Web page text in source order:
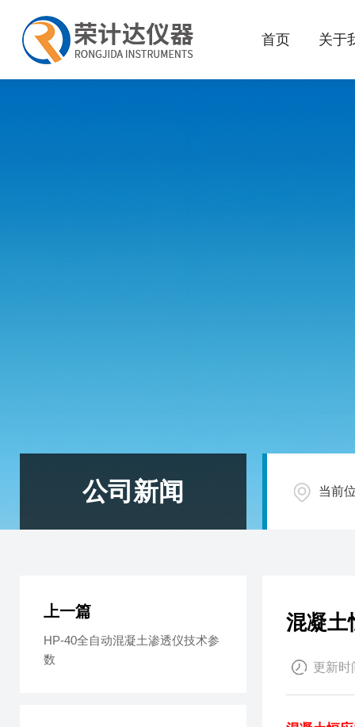
首页 关于
公司新闻 当前
混凝土
更新时
上一篇
HP-40全自动混凝土渗透仪技术参
数